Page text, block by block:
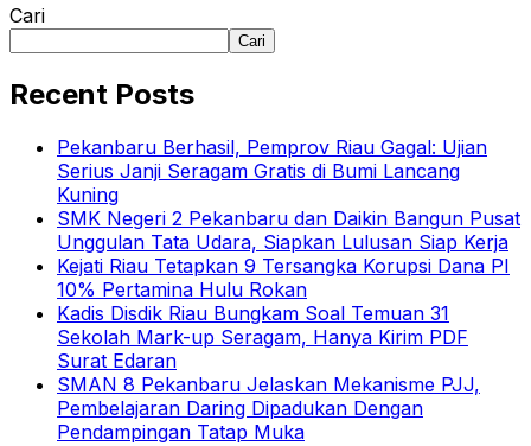
Cari
Cari
Recent Posts
Pekanbaru Berhasil, Pemprov Riau Gagal: Ujian
Serius Janji Seragam Gratis di Bumi Lancang
Kuning
SMK Negeri 2 Pekanbaru dan Daikin Bangun Pusat
Unggulan Tata Udara, Siapkan Lulusan Siap Kerja
Kejati Riau Tetapkan 9 Tersangka Korupsi Dana PI
10% Pertamina Hulu Rokan
Kadis Disdik Riau Bungkam Soal Temuan 31
Sekolah Mark-up Seragam, Hanya Kirim PDF
Surat Edaran
SMAN 8 Pekanbaru Jelaskan Mekanisme PJJ,
Pembelajaran Daring Dipadukan Dengan
Pendampingan Tatap Muka